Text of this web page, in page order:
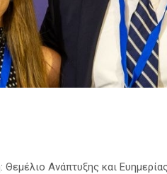
Θεμέλιο Ανάπτυξης και